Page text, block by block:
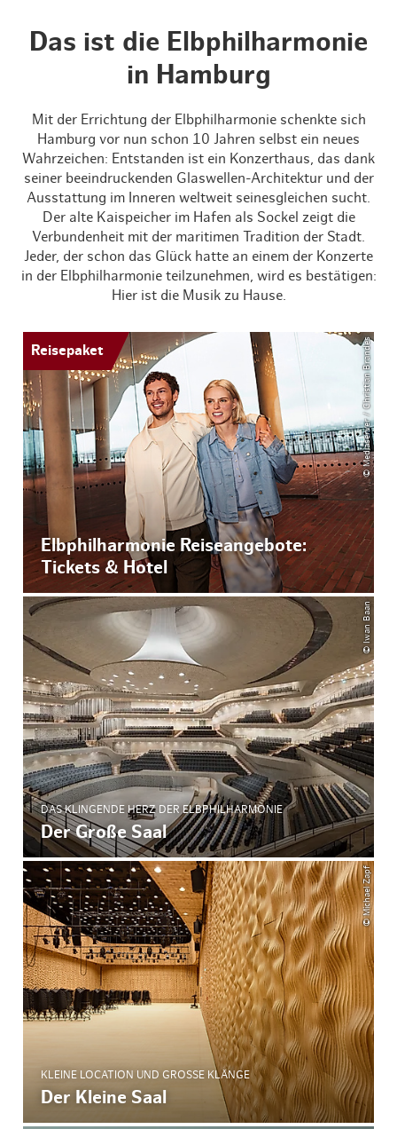
Das ist die Elbphilharmonie
in Hamburg
Mit der Errichtung der Elbphilharmonie schenkte sich
Hamburg vor nun schon 10 Jahren selbst ein neues
Wahrzeichen: Entstanden ist ein Konzerthaus, das dank
seiner beeindruckenden Glaswellen-Architektur und der
Ausstattung im Inneren weltweit seinesgleichen sucht.
Der alte Kaispeicher im Hafen als Sockel zeigt die
Verbundenheit mit der maritimen Tradition der Stadt.
Jeder, der schon das Glück hatte an einem der Konzerte
in der Elbphilharmonie teilzunehmen, wird es bestätigen:
Hier ist die Musik zu Hause.
© Mediaserver / Christian Brandes
Elbphilharmonie Reiseangebote:
Tickets & Hotel
Reisepaket
© Iwan Baan
DAS KLINGENDE HERZ DER ELBPHILHARMONIE
Der Große Saal
© Michael Zapf
KLEINE LOCATION UND GROSSE KLÄNGE
Der Kleine Saal